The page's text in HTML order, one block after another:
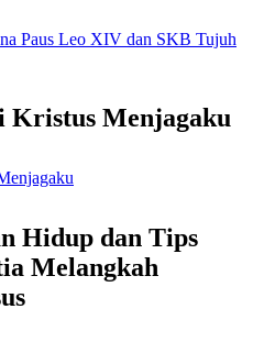
Kristus Menjagaku
Hidup dan Tips
Melangkah